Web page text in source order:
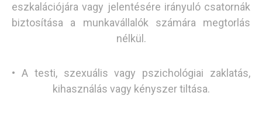
eszkalációjára vagy jelentésére irányuló csatornák
biztosítása a munkavállalók számára megtorlás
nélkül.
• A testi, szexuális vagy pszichológiai zaklatás,
kihasználás vagy kényszer tiltása.